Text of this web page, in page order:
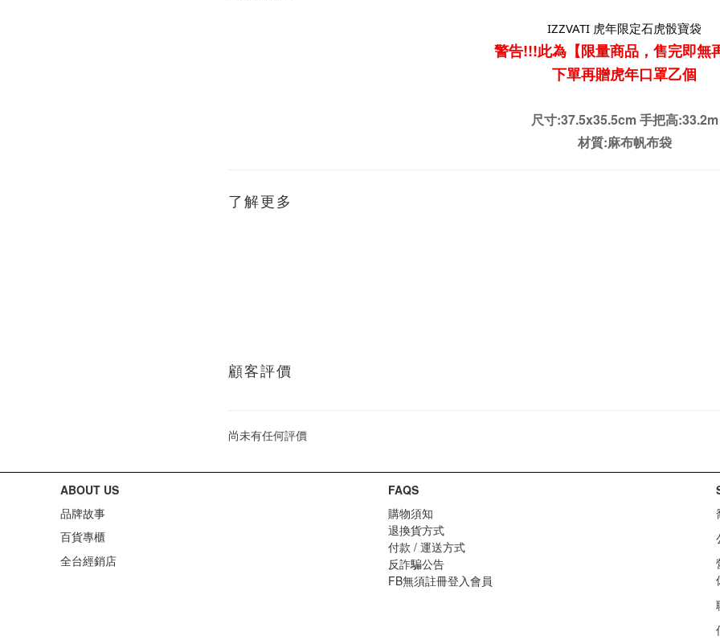
IZZVATI 虎年限定石虎骰寶袋
警告!!!此為【限量商品， 售完即無
下單再贈虎年口罩乙個
尺寸:37.5x35.5cm 手把高:33.2m
材質:麻布帆布袋
了解更多
顧客評價
尚未有任何評價
ABOUT US
品牌故事
百貨專櫃
全台經銷店
FAQS
購物須知
退換貨方式
付款 / 運送方式
反詐騙公告
FB無須註冊登入會員